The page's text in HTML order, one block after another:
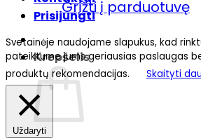
Grįžti į parduotuvę
Krepšelis
Prisijungti
Svetainėje naudojame slapukus, kad
pateiktume jums geriausias paslaugas
produktų rekomendacijas.
Skaityti
Uždaryti